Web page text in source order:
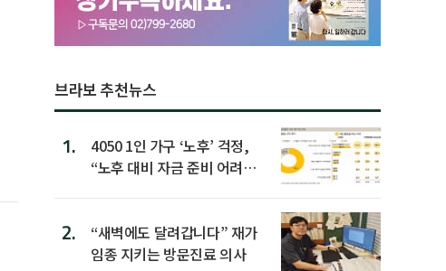
브라보 추천뉴스
1.
4050 1인 가구 ‘노후’ 걱정,
“노후 대비 자금 준비 어려
2.
“새벽에도 달려갑니다” 재가
임종 지키는 방문진료 의사